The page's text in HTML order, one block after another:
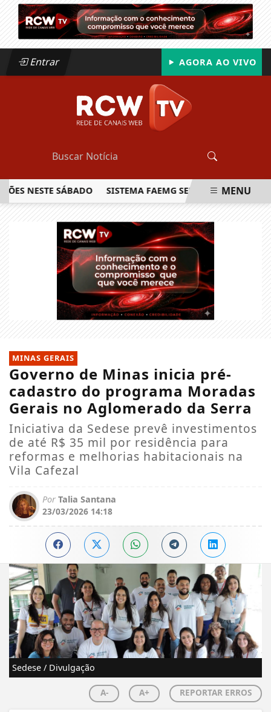
Entrar AGORA AO VIVO
NESTE SÁBADO SISTEMA FAEMG SENAR LANÇA O
MENU
MINAS GERAIS
Governo de Minas inicia pré-
cadastro do programa Moradas
Gerais no Aglomerado da Serra
Iniciativa da Sedese prevê investimentos
de até R$ 35 mil por residência para
reformas e melhorias habitacionais na
Vila Cafezal
Por Talia Santana
23/03/2026 14:18
Sedese / Divulgação
A- A+ REPORTAR ERROS